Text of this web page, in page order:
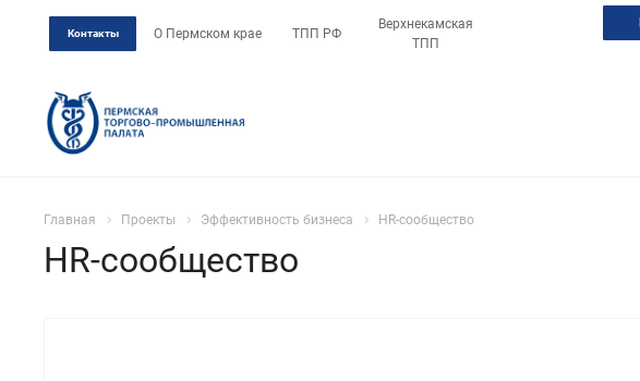
Контакты О Пермском крае ТПП РФ
Верхнекамская
ТПП
Главная Проекты Эффективность бизнеса HR-сообщество
HR-сообщество